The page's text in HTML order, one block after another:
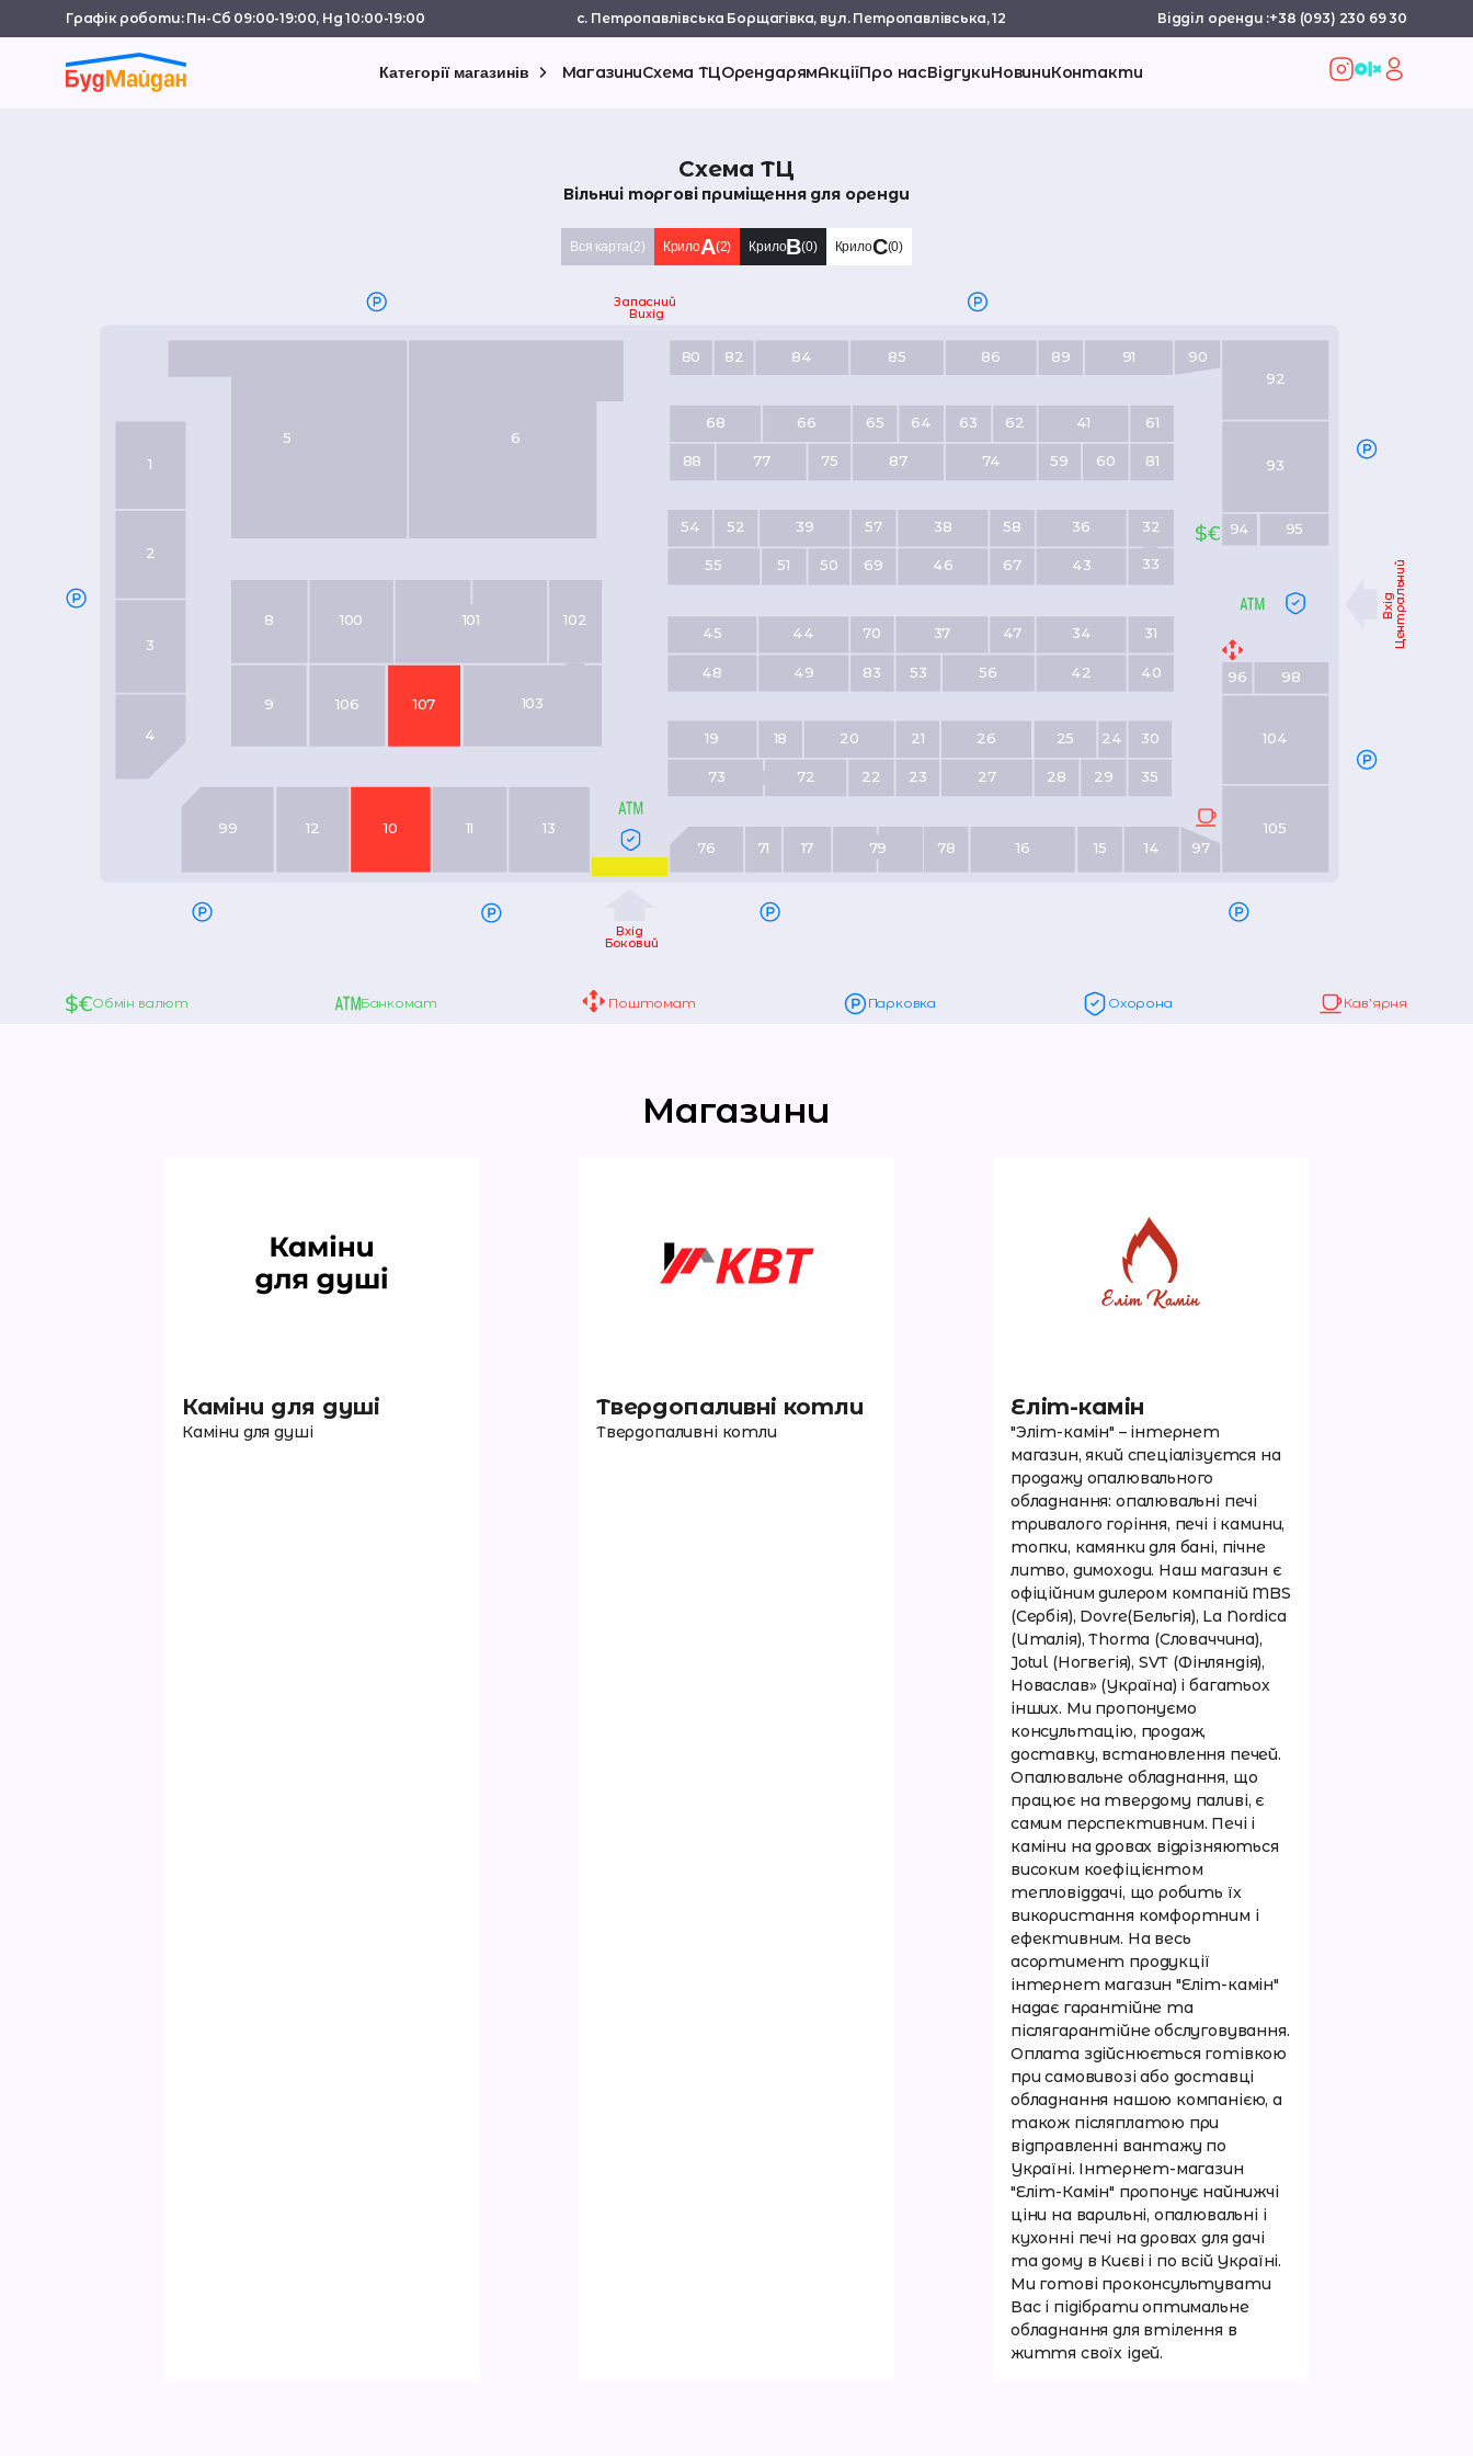
Графік роботи: Пн-Сб 09:00-19:00, Нд 10:00-19:00 с. Петропавлівська Борщагівка, вул. Петропавлівська, 12 Відділ оренди :+38 (093) 230 69 30
Категорії магазинів МагазиниСхема ТЦОрендарямАкціїПро насВідгукиНовиниКонтакти
Схема ТЦ
Вільниі торгові приміщення для оренди
Вся карта(2) КрилоA(2) КрилоB(0) КрилоC(0)
1
2
3
4
5 6
8
9
10 11
12
13
14
15
16
17
18
19 20 21
22 23
24
25
26
27 28 29
30
31
32
33
34
35
36
37
38
39
40
41
42
43
44
45
46
47
48 49
50
51
52
53
54
55
56
57 58
59 60
61
62
63
64
65
66
67
68
69
70
71
72
73
74
75
76
77
78
79
80
81
82
83
84 85 86
87
88
89 90
91
92
93
94 95
96
97
98
99
100 101 102
103
104
105
106 107
ВхідЦентральний
Вхід
Боковий
Запасний
Вихід
Обмін валют Банкомат Поштомат Парковка Охорона Кав’ярня
Магазини
Каміни для душі
Каміни для душі
Твердопаливні котли
Твердопаливні котли
Еліт-камін
"Эліт-камін" – інтернет
магазин, який спеціалізуєтся на
продажу опалювального
обладнання: опалювальні печі
тривалого горіння, печі і камини,
топки, камянки для бані, пічне
литво, димоходи. Наш магазин є
офіційним дилером компаній MBS
(Сербія), Dovre(Бельгія), La Nordica
(Италія), Thorma (Словаччина),
Jotul (Ногвегія), SVT (Фінляндія),
Новаслав» (Україна) і багатьох
інших. Ми пропонуємо
консультацію, продаж,
доставку, встановлення печей.
Опалювальне обладнання, що
працює на твердому паливі, є
самим перспективним. Печі і
каміни на дровах відрізняються
високим коефіцієнтом
тепловіддачі, що робить їх
використання комфортним і
ефективним. На весь
асортимент продукції
інтернет магазин "Еліт-камін"
надає гарантійне та
післягарантійне обслуговування.
Оплата здійснюється готівкою
при самовивозі або доставці
обладнання нашою компанією, а
також післяплатою при
відправленні вантажу по
Україні. Інтернет-магазин
"Еліт-Камін" пропонує найнижчі
ціни на варильні, опалювальні і
кухонні печі на дровах для дачі
та дому в Києві і по всій Україні.
Ми готові проконсультувати
Вас і підібрати оптимальне
обладнання для втілення в
життя своїх ідей.